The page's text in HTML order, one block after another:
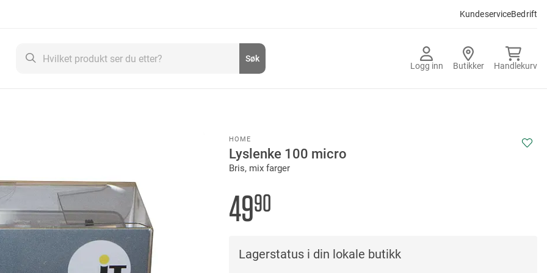
KundeserviceBedrift
Logg inn Butikker Handlekurv
Søk
HOME
Lyslenke 100 micro
Bris, mix farger
4990
Lagerstatus i din lokale butikk